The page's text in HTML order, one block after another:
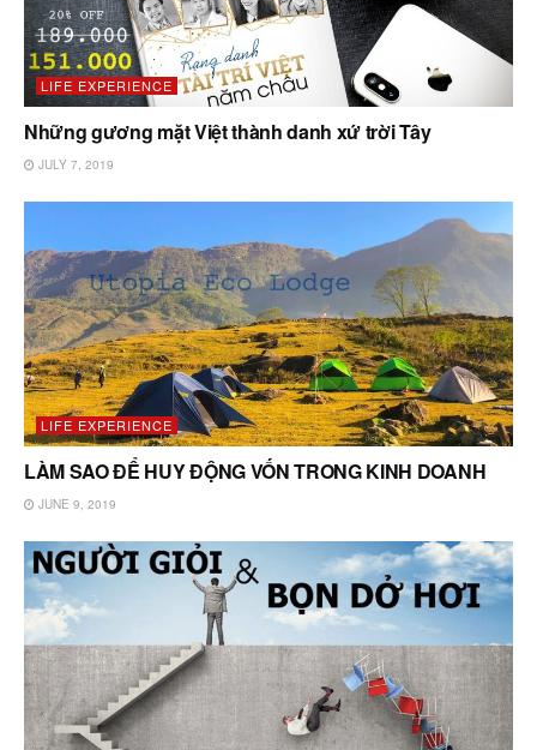
LIFE EXPERIENCE
Những gương mặt Việt thành danh xứ trời Tây
JULY 7, 2019
LIFE EXPERIENCE
LÀM SAO ĐỂ HUY ĐỘNG VỐN TRONG KINH DOANH
JUNE 9, 2019